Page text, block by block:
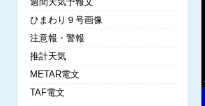
ひまわり９号画像
注意報・警報
推計天気
METAR電文
TAF電文